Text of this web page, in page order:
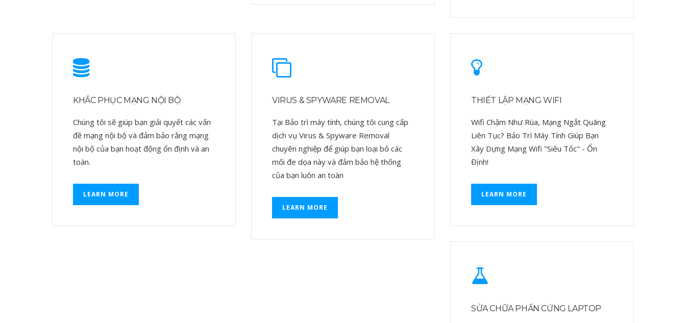
KHẮC PHỤC MẠNG NỘI BỘ
Chúng tôi sẽ giúp bạn giải quyết các vấn
đề mạng nội bộ và đảm bảo rằng mạng
nội bộ của bạn hoạt động ổn định và an
toàn.
LEARN MORE
VIRUS & SPYWARE REMOVAL
Tại Bảo trì máy tính, chúng tôi cung cấp
dịch vụ Virus & Spyware Removal
chuyên nghiệp để giúp bạn loại bỏ các
mối đe dọa này và đảm bảo hệ thống
của bạn luôn an toàn
LEARN MORE
THIẾT LẬP MẠNG WIFI
Wifi Chậm Như Rùa, Mạng Ngắt Quãng
Liên Tục? Bảo Trì Máy Tính Giúp Bạn
Xây Dựng Mạng Wifi "Siêu Tốc" - Ổn
Định!
LEARN MORE
SỬA CHỮA PHẦN CỨNG LAPTOP